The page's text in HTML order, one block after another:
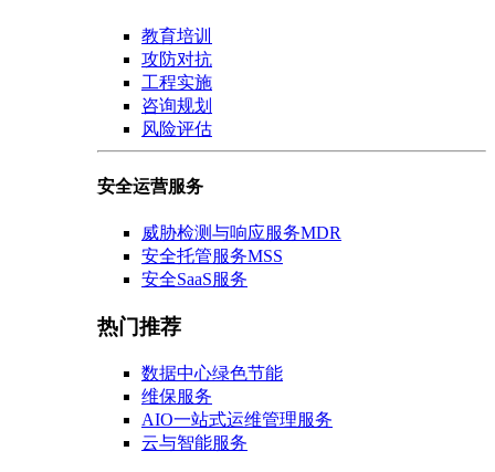
教育培训
攻防对抗
工程实施
咨询规划
风险评估
安全运营服务
威胁检测与响应服务MDR
安全托管服务MSS
安全SaaS服务
热门推荐
数据中心绿色节能
维保服务
AIO一站式运维管理服务
云与智能服务